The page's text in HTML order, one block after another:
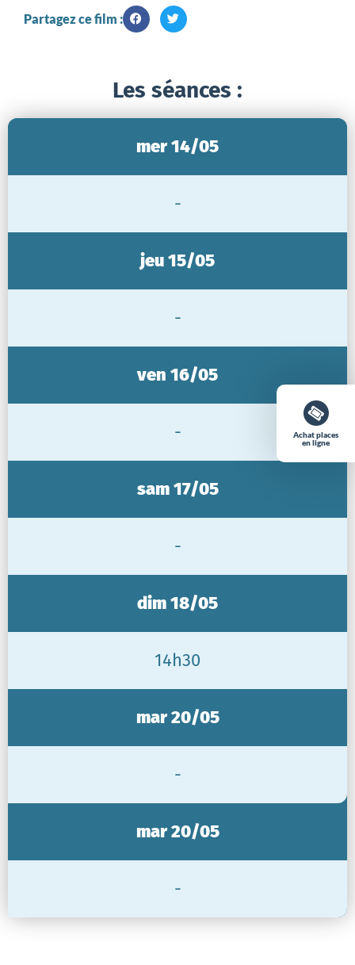
Partagez ce film :
Les séances :
Achat places
en ligne
mer 14/05
-
jeu 15/05
-
ven 16/05
-
sam 17/05
-
dim 18/05
14h30
mar 20/05
-
mar 20/05
-